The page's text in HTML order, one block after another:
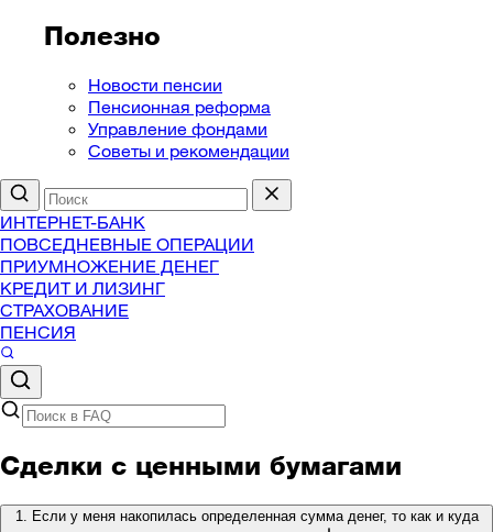
Полезно
Новости пенсии
Пенсионная реформа
Управление фондами
Советы и рекомендации
ИНТЕРНЕТ-БАНК
ПОВСЕДНЕВНЫЕ ОПЕРАЦИИ
ПРИУМНОЖЕНИЕ ДЕНЕГ
КРЕДИТ И ЛИЗИНГ
СТРАХОВАНИЕ
ПЕНСИЯ
Сделки с ценными бумагами
1. Если у меня накопилась определенная сумма денег, то как и куда